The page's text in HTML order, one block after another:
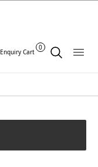
Enquiry Cart
0